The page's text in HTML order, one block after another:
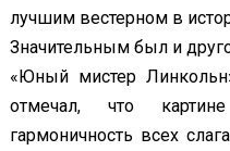
лучшим вестерном в
Значительным был и
«Юный мистер
отмечал, что
гармоничность всех